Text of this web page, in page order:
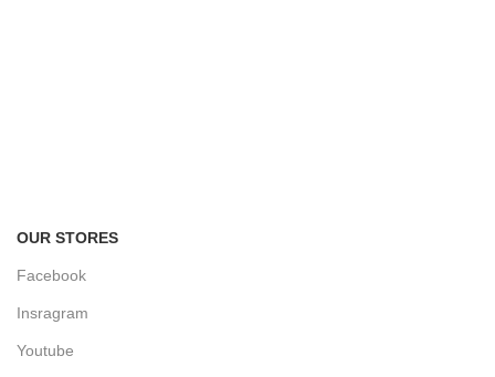
OUR STORES
Facebook
Insragram
Youtube